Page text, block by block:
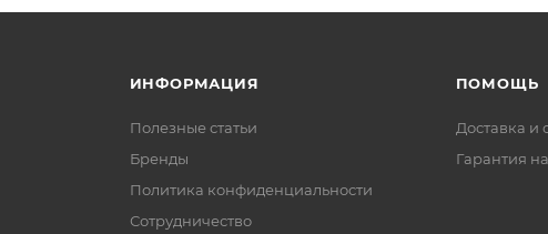
ИНФОРМАЦИЯ
Полезные статьи
Бренды
Политика конфиденциальности
Сотрудничество
ПОМОЩЬ
Доставка и
Гарантия